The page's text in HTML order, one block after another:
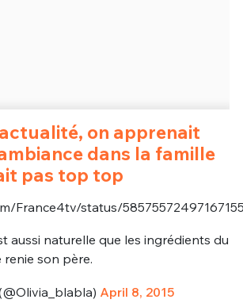
on apprenait
dans la famille
pas top top
France4tv/status/
aussi naturelle que les ingrédients du
renie son père.
April 8, 2015